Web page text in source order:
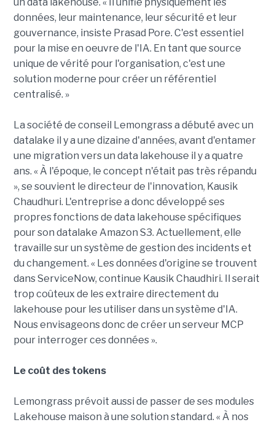
données, leur maintenance, leur sécurité et leur
gouvernance, insiste Prasad Pore. C'est essentiel
pour la mise en oeuvre de l'IA. En tant que source
unique de vérité pour l'organisation, c'est une
solution moderne pour créer un référentiel
centralisé. »
La société de conseil Lemongrass a débuté avec un
datalake il y a une dizaine d'années, avant d'entamer
une migration vers un data lakehouse il y a quatre
ans. « À l'époque, le concept n'était pas très répandu
», se souvient le directeur de l'innovation, Kausik
Chaudhuri. L'entreprise a donc développé ses
propres fonctions de data lakehouse spécifiques
pour son datalake Amazon S3. Actuellement, elle
travaille sur un système de gestion des incidents et
du changement. « Les données d'origine se trouvent
dans ServiceNow, continue Kausik Chaudhiri. Il serait
trop coûteux de les extraire directement du
lakehouse pour les utiliser dans un système d'IA.
Nous envisageons donc de créer un serveur MCP
pour interroger ces données ».
Le coût des tokens
Lemongrass prévoit aussi de passer de ses modules
Lakehouse maison à une solution standard. « À nos